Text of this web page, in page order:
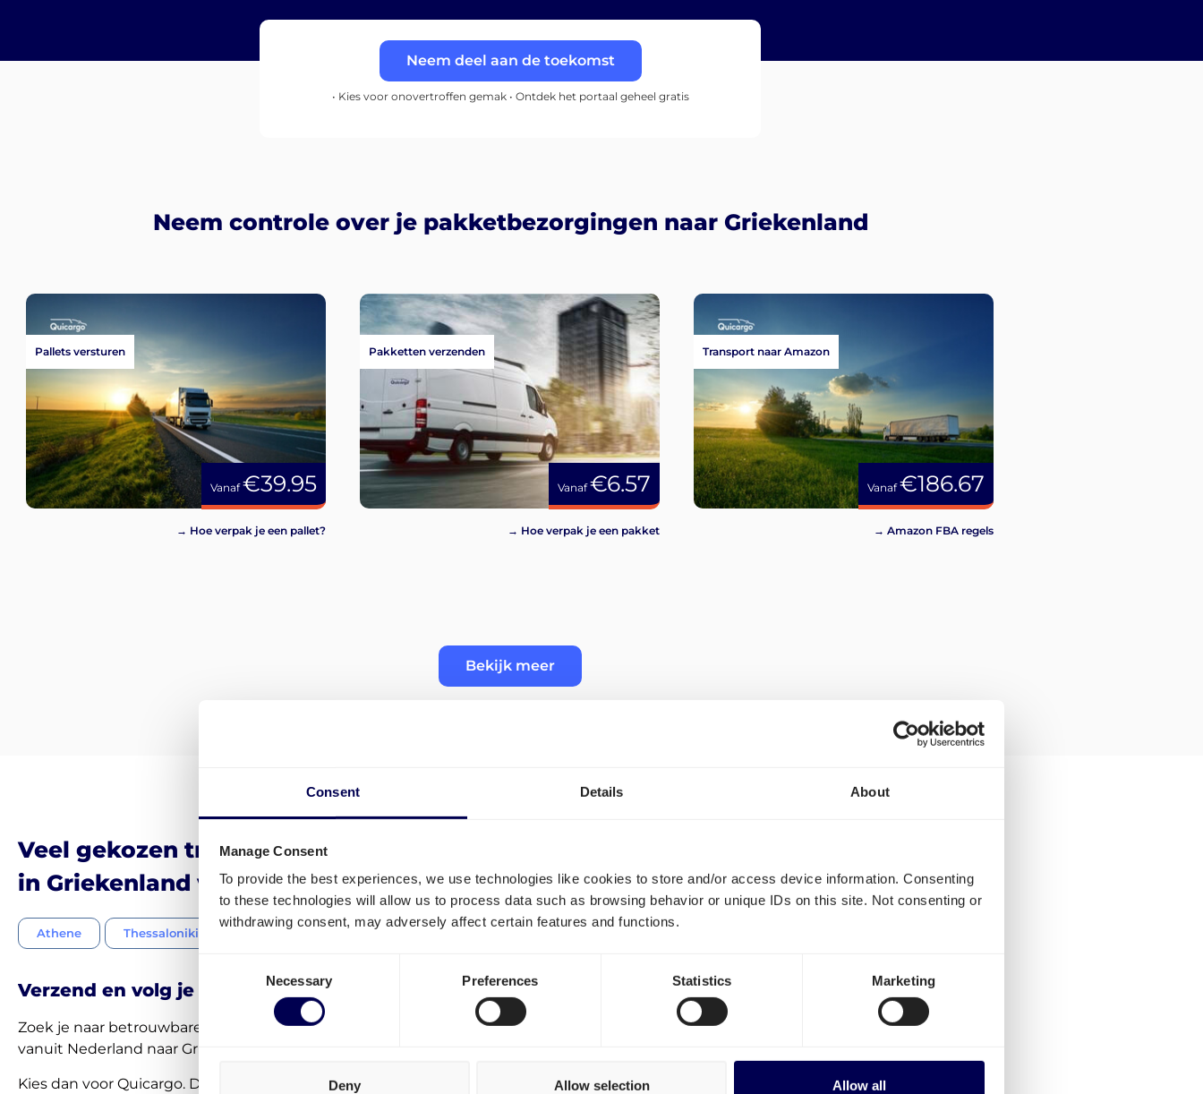
Consent Details About
Manage Consent
To provide the best experiences, we use technologies like cookies to store and/or access device information. Consenting
to these technologies will allow us to process data such as browsing behavior or unique IDs on this site. Not consenting or
withdrawing consent, may adversely affect certain features and functions.
Necessary Preferences Statistics Marketing
Deny Allow selection Allow all
Neem deel aan de toekomst
• Kies voor onovertroffen gemak • Ontdek het portaal geheel gratis
Neem controle over je pakketbezorgingen naar Griekenland
Vanaf€39.95
Pallets versturen
→ Hoe verpak je een pallet?
Vanaf€6.57
Pakketten verzenden
→ Hoe verpak je een pakket
Vanaf€186.67
Transport naar Amazon
→ Amazon FBA regels
Bekijk meer
Veel gekozen transportbestemmingen
in Griekenland voor pakketten
Athene Thessaloniki Piraeus Larisa
Verzend en volg je pakketten 100% online
Zoek je naar betrouwbare pakketten koeriers voor leveringen
vanuit Nederland naar Griekenland?
Kies dan voor Quicargo. De #1 digitale expediteur van Europa, met
pakketten vanuit Nederland naar Griekenland?
Je hebt de volgende drie opties voor hetversturen van
pakketten:
naar Griekenland direct beschikbaar voor jou in het portaal.
Deze verzendtarieven zijn niet beschikbaar voor alle routes. Het
wordt echter snel en regelmatig uitgebreid.